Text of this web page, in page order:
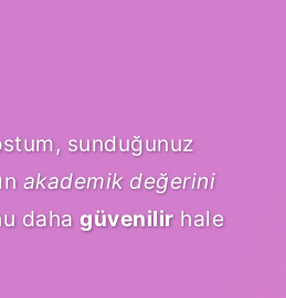
sunduğunuz
akademik değerini
daha güvenilirhale